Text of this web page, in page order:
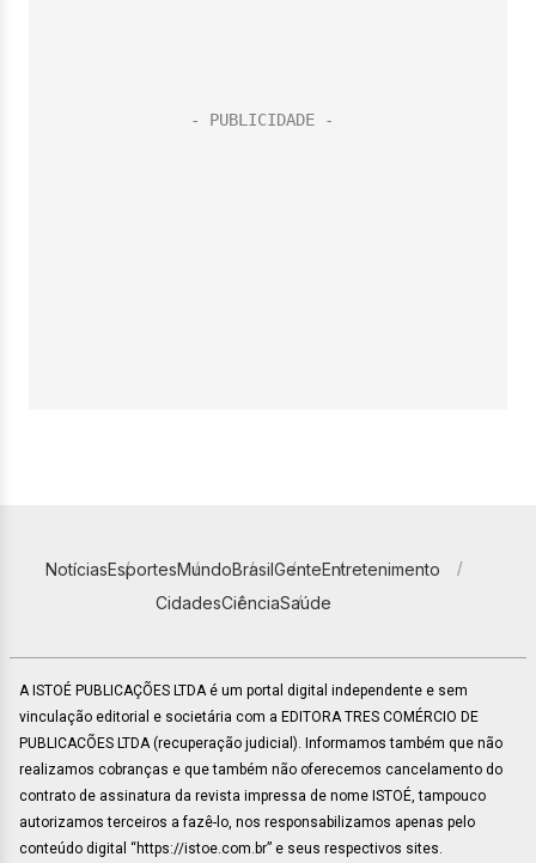
NotíciasEsportesMundoBrasilGenteEntretenimento
CidadesCiênciaSaúde
A ISTOÉ PUBLICAÇÕES LTDA é um portal digital independente e sem
vinculação editorial e societária com a EDITORA TRES COMÉRCIO DE
PUBLICACÕES LTDA (recuperação judicial). Informamos também que não
realizamos cobranças e que também não oferecemos cancelamento do
contrato de assinatura da revista impressa de nome ISTOÉ, tampouco
autorizamos terceiros a fazê-lo, nos responsabilizamos apenas pelo
conteúdo digital “https://istoe.com.br” e seus respectivos sites.